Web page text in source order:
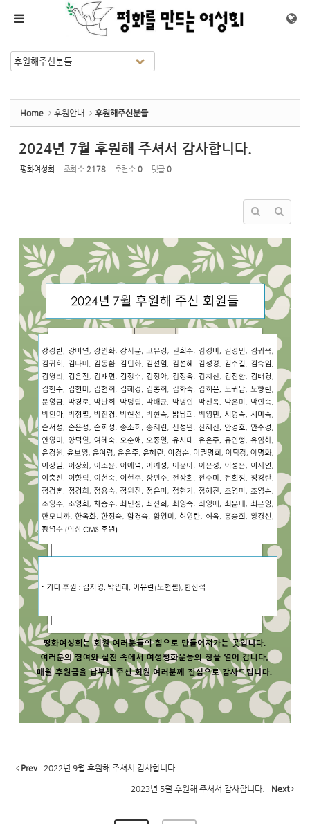
Home 후원안내 후원해주신분들
2024년 7월 후원해 주셔서 감사합니다.
평화여성회 조회 수 2178 추천 수 0 댓글 0
Prev 2022년 9월 후원해 주셔서 감사합니다.
2023년 5월 후원해 주셔서 감사합니다. Next